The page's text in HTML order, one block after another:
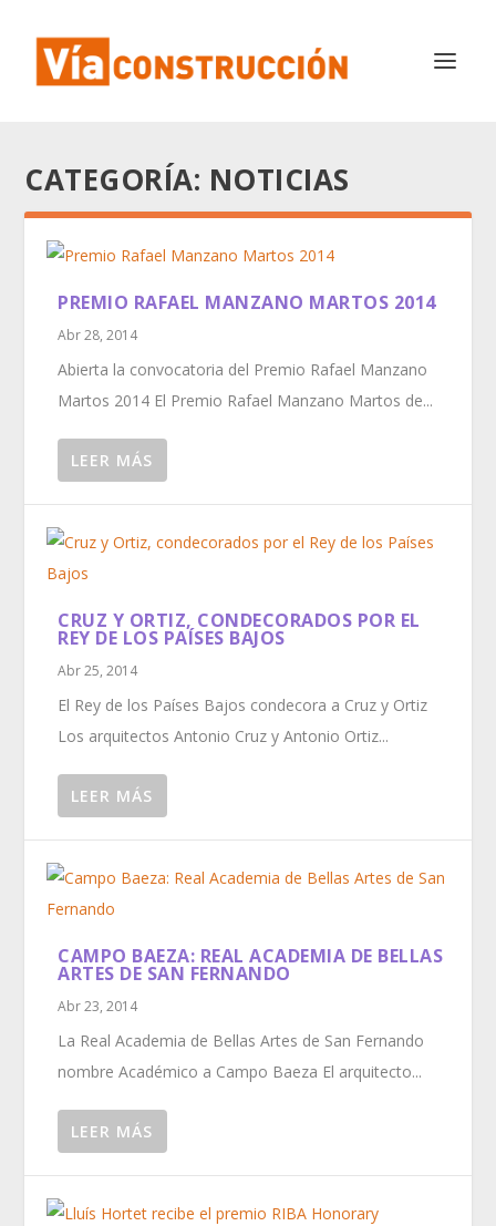
CATEGORÍA: NOTICIAS
PREMIO RAFAEL MANZANO MARTOS 2014
Abr 28, 2014
Abierta la convocatoria del Premio Rafael Manzano
Martos 2014 El Premio Rafael Manzano Martos de...
LEER MÁS
CRUZ Y ORTIZ, CONDECORADOS POR EL
REY DE LOS PAÍSES BAJOS
Abr 25, 2014
El Rey de los Países Bajos condecora a Cruz y Ortiz
Los arquitectos Antonio Cruz y Antonio Ortiz...
LEER MÁS
CAMPO BAEZA: REAL ACADEMIA DE BELLAS
ARTES DE SAN FERNANDO
Abr 23, 2014
La Real Academia de Bellas Artes de San Fernando
nombre Académico a Campo Baeza El arquitecto...
LEER MÁS